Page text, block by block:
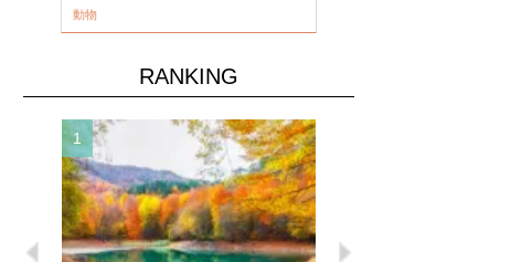
動物
RANKING
Previous
1